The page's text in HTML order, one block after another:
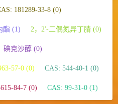
181289-33-8 (0)
酯 (1) 2，2′-二偶氮异丁腈 (0)
碘克沙醇 (0)
57-0 (0) CAS: 544-40-1 (0)
84-7 (0) CAS: 99-31-0 (1)